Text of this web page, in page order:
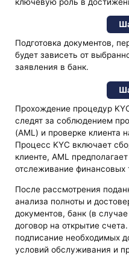
Подготовка документов,
будет зависеть от
заявления в банк.
Прохождение процедур
следят за соблюдением
(AML) и проверке клиента
Процесс KYC включает
клиенте, AML
отслеживание финансовых
После рассмотрения
анализа полноты и
документов, банк (в
договор на открытие
подписание необходимых
условий обслуживания и